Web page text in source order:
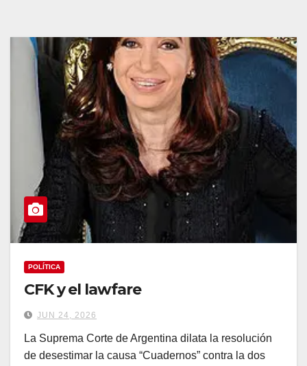
POLÍTICA
CFK y el lawfare
JUN 24, 2026
La Suprema Corte de Argentina dilata la resolución
de desestimar la causa “Cuadernos” contra la dos